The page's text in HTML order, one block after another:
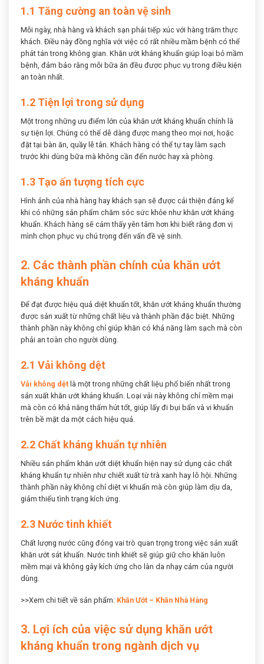
1.1 Tăng cường an toàn vệ sinh
Mỗi ngày, nhà hàng và khách sạn phải tiếp xúc với hàng trăm thực
khách. Điều này đồng nghĩa với việc có rất nhiều mầm bệnh có thể
phát tán trong không gian. Khăn ướt kháng khuẩn giúp loại bỏ mầm
bệnh, đảm bảo rằng mỗi bữa ăn đều được phục vụ trong điều kiện
an toàn nhất.
1.2 Tiện lợi trong sử dụng
Một trong những ưu điểm lớn của khăn ướt kháng khuẩn chính là
sự tiện lợi. Chúng có thể dễ dàng được mang theo mọi nơi, hoặc
đặt tại bàn ăn, quầy lễ tân. Khách hàng có thể tự tay làm sạch
trước khi dùng bữa mà không cần đến nước hay xà phòng.
1.3 Tạo ấn tượng tích cực
Hình ảnh của nhà hàng hay khách sạn sẽ được cải thiện đáng kể
khi có những sản phẩm chăm sóc sức khỏe như khăn ướt kháng
khuẩn. Khách hàng sẽ cảm thấy yên tâm hơn khi biết rằng đơn vị
mình chọn phục vụ chú trọng đến vấn đề vệ sinh.
2. Các thành phần chính của khăn ướt
kháng khuẩn
Để đạt được hiệu quả diệt khuẩn tốt, khăn ướt kháng khuẩn thường
được sản xuất từ những chất liệu và thành phần đặc biệt. Những
thành phần này không chỉ giúp khăn có khả năng làm sạch mà còn
phải an toàn cho người dùng.
2.1 Vải không dệt
Vải không dệt là một trong những chất liệu phổ biến nhất trong
sản xuất khăn ướt kháng khuẩn. Loại vải này không chỉ mềm mại
mà còn có khả năng thấm hút tốt, giúp lấy đi bụi bẩn và vi khuẩn
trên bề mặt da một cách hiệu quả.
2.2 Chất kháng khuẩn tự nhiên
Nhiều sản phẩm khăn ướt diệt khuẩn hiện nay sử dụng các chất
kháng khuẩn tự nhiên như chiết xuất từ trà xanh hay lô hội. Những
thành phần này không chỉ diệt vi khuẩn mà còn giúp làm dịu da,
giảm thiểu tình trạng kích ứng.
2.3 Nước tinh khiết
Chất lượng nước cũng đóng vai trò quan trọng trong việc sản xuất
khăn ướt sát khuẩn. Nước tinh khiết sẽ giúp giữ cho khăn luôn
mềm mại và không gây kích ứng cho làn da nhạy cảm của người
dùng.
>>Xem chi tiết về sản phẩm: Khăn Ướt – Khăn Nhà Hàng
3. Lợi ích của việc sử dụng khăn ướt
kháng khuẩn trong ngành dịch vụ